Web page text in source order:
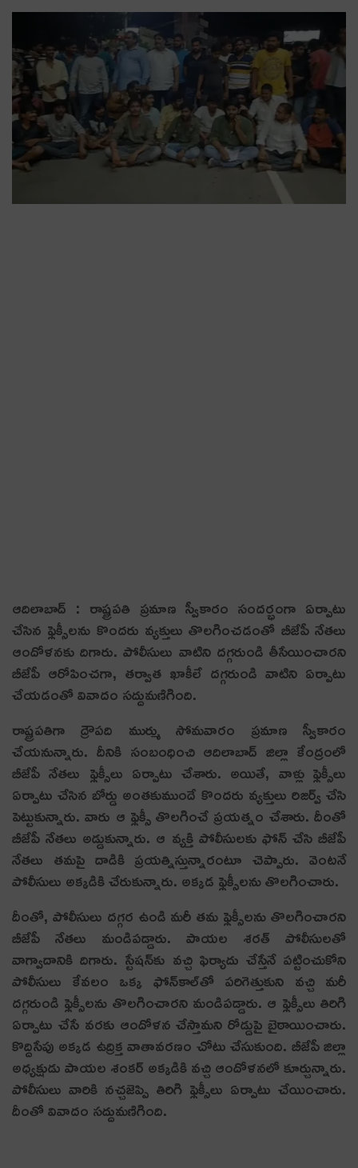
ఆదిలాబాద్ : రాష్ట్రప‌తి ప్ర‌మాణ స్వీకారం సంద‌ర్భంగా ఏర్పాటు
చేసిన ఫ్లెక్సీల‌ను కొంద‌రు వ్య‌క్తులు తొల‌గించ‌డంతో బీజేపీ నేత‌లు
ఆందోళ‌న‌కు దిగారు. పోలీసులు వాటిని ద‌గ్గ‌రుండి తీసేయించార‌ని
బీజేపీ ఆరోపించ‌గా, త‌ర్వాత ఖాకీలే ద‌గ్గ‌రుండి వాటిని ఏర్పాటు
చేయ‌డంతో వివాదం స‌ద్దుమ‌ణిగింది.
రాష్ట్రప‌తిగా ద్రౌప‌ది ముర్ము సోమ‌వారం ప్ర‌మాణ స్వీకారం
చేయ‌నున్నారు. దీనికి సంబంధించి ఆదిలాబాద్ జిల్లా కేంద్రంలో
బీజేపీ నేత‌లు ఫ్లెక్సీలు ఏర్పాటు చేశారు. అయితే, వాళ్లు ఫ్లెక్సీలు
ఏర్పాటు చేసిన బోర్డు అంత‌కుముందే కొంద‌రు వ్య‌క్తులు రిజ‌ర్వ్ చేసి
పెట్టుకున్నారు. వారు ఆ ఫ్లెక్సీ తొల‌గించే ప్ర‌య‌త్నం చేశారు. దీంతో
బీజేపీ నేత‌లు అడ్డుకున్నారు. ఆ వ్య‌క్తి పోలీసుల‌కు ఫోన్ చేసి బీజేపీ
నేత‌లు త‌మ‌పై దాడికి ప్ర‌య‌త్నిస్తున్నారంటూ చెప్పారు. వెంట‌నే
పోలీసులు అక్క‌డికి చేరుకున్నారు. అక్క‌డ ఫ్లెక్సీల‌ను తొల‌గించారు.
దీంతో, పోలీసులు ద‌గ్గ‌ర ఉండి మ‌రీ త‌మ ఫ్లెక్సీల‌ను తొల‌గించార‌ని
బీజేపీ నేత‌లు మండిప‌డ్డారు. పాయ‌ల శ‌ర‌త్ పోలీసుల‌తో
వాగ్వాదానికి దిగారు. స్టేష‌న్‌కు వ‌చ్చి ఫిర్యాదు చేస్తేనే ప‌ట్టించుకోని
పోలీసులు కేవ‌లం ఒక్క ఫోన్‌కాల్‌తో ప‌రిగెత్తుకుని వ‌చ్చి మ‌రీ
ద‌గ్గ‌రుండి ఫ్లెక్సీల‌ను తొల‌గించార‌ని మండిప‌డ్డారు. ఆ ఫ్లెక్సీలు తిరిగి
ఏర్పాటు చేసే వ‌ర‌కు ఆందోళ‌న చేస్తామ‌ని రోడ్డుపై బైఠాయించారు.
కొద్దిసేపు అక్క‌డ ఉద్రిక్త వాతావ‌ర‌ణం చోటు చేసుకుంది. బీజేపీ జిల్లా
అధ్య‌క్షుడు పాయ‌ల శంక‌ర్ అక్క‌డికి వ‌చ్చి ఆందోళ‌న‌లో కూర్చున్నారు.
పోలీసులు వారికి న‌చ్చ‌జెప్పి తిరిగి ఫ్లెక్సీలు ఏర్పాటు చేయించారు.
దీంతో వివాదం స‌ద్దుమ‌ణిగింది.